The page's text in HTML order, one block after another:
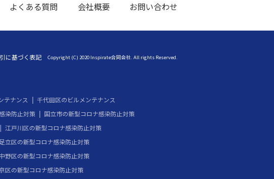
よくある質問 会社概要 お問い合わせ
に基づく表記 Copyright (C) 2020 Inspirate合同会社. All rights Reserved.
テナンス
千代田区のビルメンテナンス
染防止対策
国立市の新型コロナ感染防止対策
江戸川区の新型コロナ感染防止対策
足立区の新型コロナ感染防止対策
中野区の新型コロナ感染防止対策
区の新型コロナ感染防止対策